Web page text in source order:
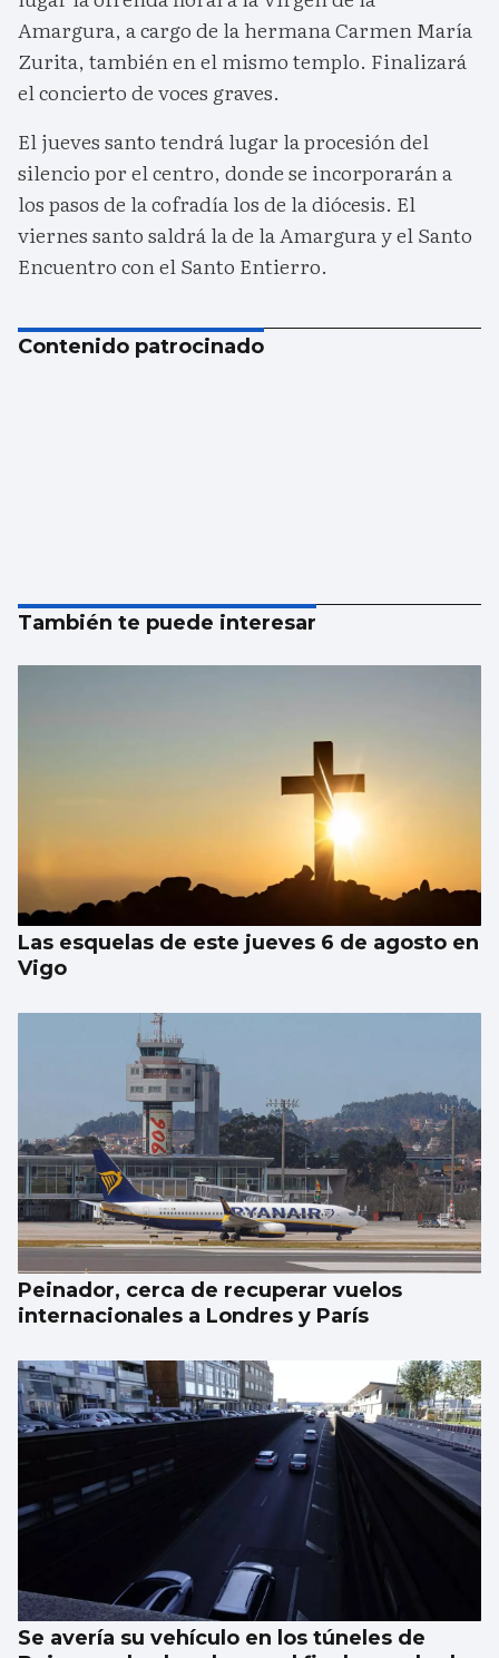
Amargura, a cargo de la hermana Carmen María
Zurita, también en el mismo templo. Finalizará
el concierto de voces graves.
El jueves santo tendrá lugar la procesión del
silencio por el centro, donde se incorporarán a
los pasos de la cofradía los de la diócesis. El
viernes santo saldrá la de la Amargura y el Santo
Encuentro con el Santo Entierro.
Contenido patrocinado
También te puede interesar
Las esquelas de este jueves 6 de agosto en
Vigo
Peinador, cerca de recuperar vuelos
internacionales a Londres y París
Se avería su vehículo en los túneles de